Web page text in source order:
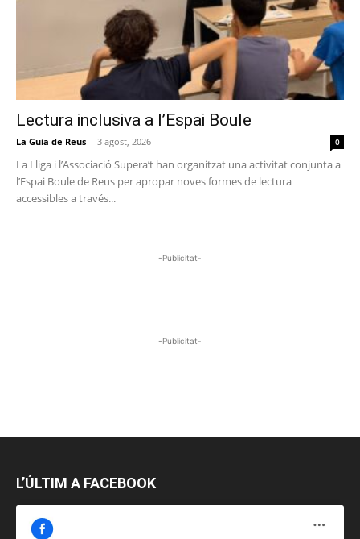
Lectura inclusiva a l’Espai Boule
La Guia de Reus - 3 agost, 2026 0
La Lliga i l’Associació Supera’t han organitzat una activitat conjunta a
l’Espai Boule de Reus per apropar noves formes de lectura
accessibles a través...
-Publicitat-
-Publicitat-
L’ÚLTIM A FACEBOOK